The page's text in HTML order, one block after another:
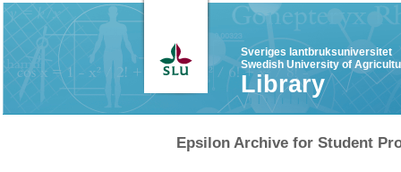
Sveriges lantbruksuniversitet
Swedish University of
Library
Epsilon Archive for Student